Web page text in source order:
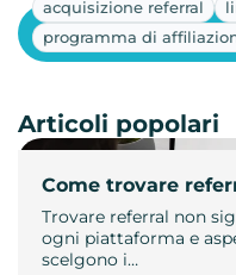
acquisizione referral
programma di
Come trovare
Trovare referral non
ogni piattaforma e
scelgono i…
Articoli popolari